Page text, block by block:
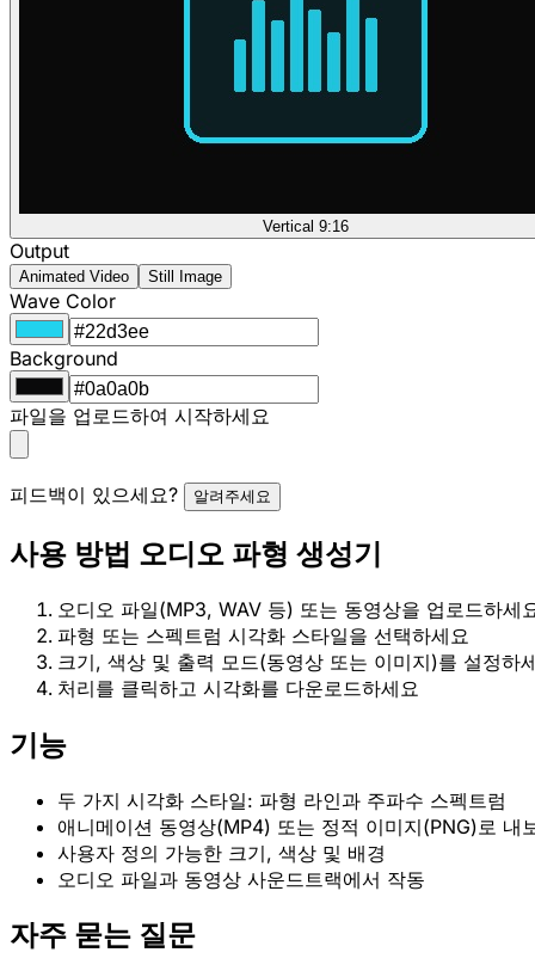
Vertical 9:16
Output
Animated Video Still Image
Wave Color
Background
파일을 업로드하여 시작하세요
피드백이 있으세요? 알려주세요
사용 방법 오디오 파형 생성기
오디오 파일(MP3, WAV 등) 또는 동영상을 업로드하세
파형 또는 스펙트럼 시각화 스타일을 선택하세요
크기, 색상 및 출력 모드(동영상 또는 이미지)를 설정하
처리를 클릭하고 시각화를 다운로드하세요
기능
두 가지 시각화 스타일: 파형 라인과 주파수 스펙트럼
애니메이션 동영상(MP4) 또는 정적 이미지(PNG)로 내
사용자 정의 가능한 크기, 색상 및 배경
오디오 파일과 동영상 사운드트랙에서 작동
자주 묻는 질문